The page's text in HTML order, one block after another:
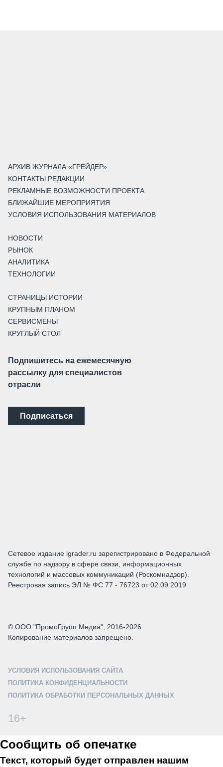
АРХИВ ЖУРНАЛА «ГРЕЙДЕР»
КОНТАКТЫ РЕДАКЦИИ
РЕКЛАМНЫЕ ВОЗМОЖНОСТИ ПРОЕКТА
БЛИЖАЙШИЕ МЕРОПРИЯТИЯ
УСЛОВИЯ ИСПОЛЬЗОВАНИЯ МАТЕРИАЛОВ
НОВОСТИ
РЫНОК
АНАЛИТИКА
ТЕХНОЛОГИИ
СТРАНИЦЫ ИСТОРИИ
КРУПНЫМ ПЛАНОМ
СЕРВИСМЕНЫ
КРУГЛЫЙ СТОЛ
Подпишитесь на ежемесячную
рассылку для специалистов
отрасли
Подписаться
Сетевое издание igrader.ru зарегистрировано в Федеральной
службе по надзору в сфере связи, информационных
технологий и массовых коммуникаций (Роскомнадзор).
Реестровая запись ЭЛ № ФС 77 - 76723 от 02.09.2019
© ООО "ПромоГрупп Медиа", 2016-2026
Копирование материалов запрещено.
УСЛОВИЯ ИСПОЛЬЗОВАНИЯ САЙТА
ПОЛИТИКА КОНФИДЕНЦИАЛЬНОСТИ
ПОЛИТИКА ОБРАБОТКИ ПЕРСОНАЛЬНЫХ ДАННЫХ
16+
Сообщить об опечатке
Текст, который будет отправлен нашим